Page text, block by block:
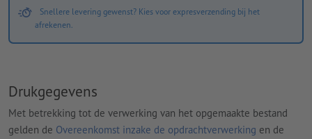
Snellere levering gewenst? Kies voor expresverzending bij het
afrekenen.
Drukgegevens
Met betrekking tot de verwerking van het opgemaakte bestand
gelden de Overeenkomst inzake de opdrachtverwerking en de